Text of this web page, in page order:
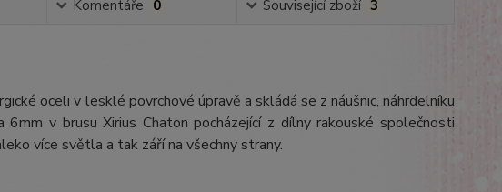
Komentáře 0 Související zboží 3
oceli v lesklé povrchové úpravě a skládá se z náušnic, náhrdelníku
v brusu Xirius Chaton pocházející z dílny rakouské společnosti
více světla a tak září na všechny strany.